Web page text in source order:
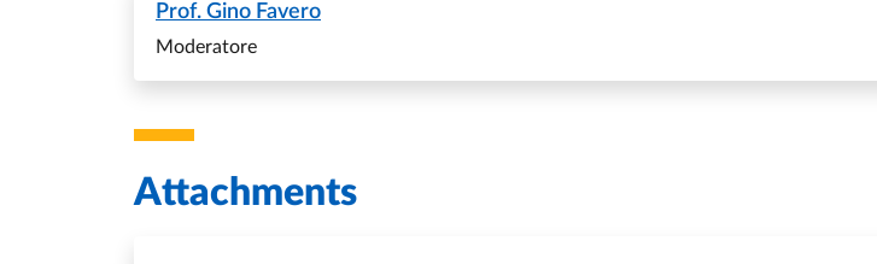
Prof. Gino Favero
Moderatore
Attachments